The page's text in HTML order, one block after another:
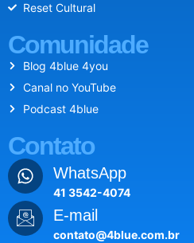
Reset Cultural
Comunidade
Blog 4blue 4you
Canal no YouTube
Podcast 4blue
Contato
WhatsApp
41 3542-4074
E-mail
contato@4blue.com.br